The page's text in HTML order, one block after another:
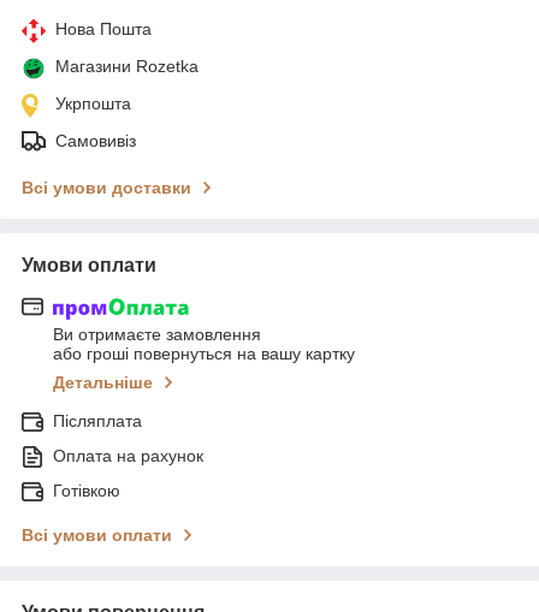
Нова Пошта
Магазини Rozetka
Укрпошта
Самовивіз
Всі умови доставки
Умови оплати
Ви отримаєте замовлення
або гроші повернуться на вашу картку
Детальніше
Післяплата
Оплата на рахунок
Готівкою
Всі умови оплати